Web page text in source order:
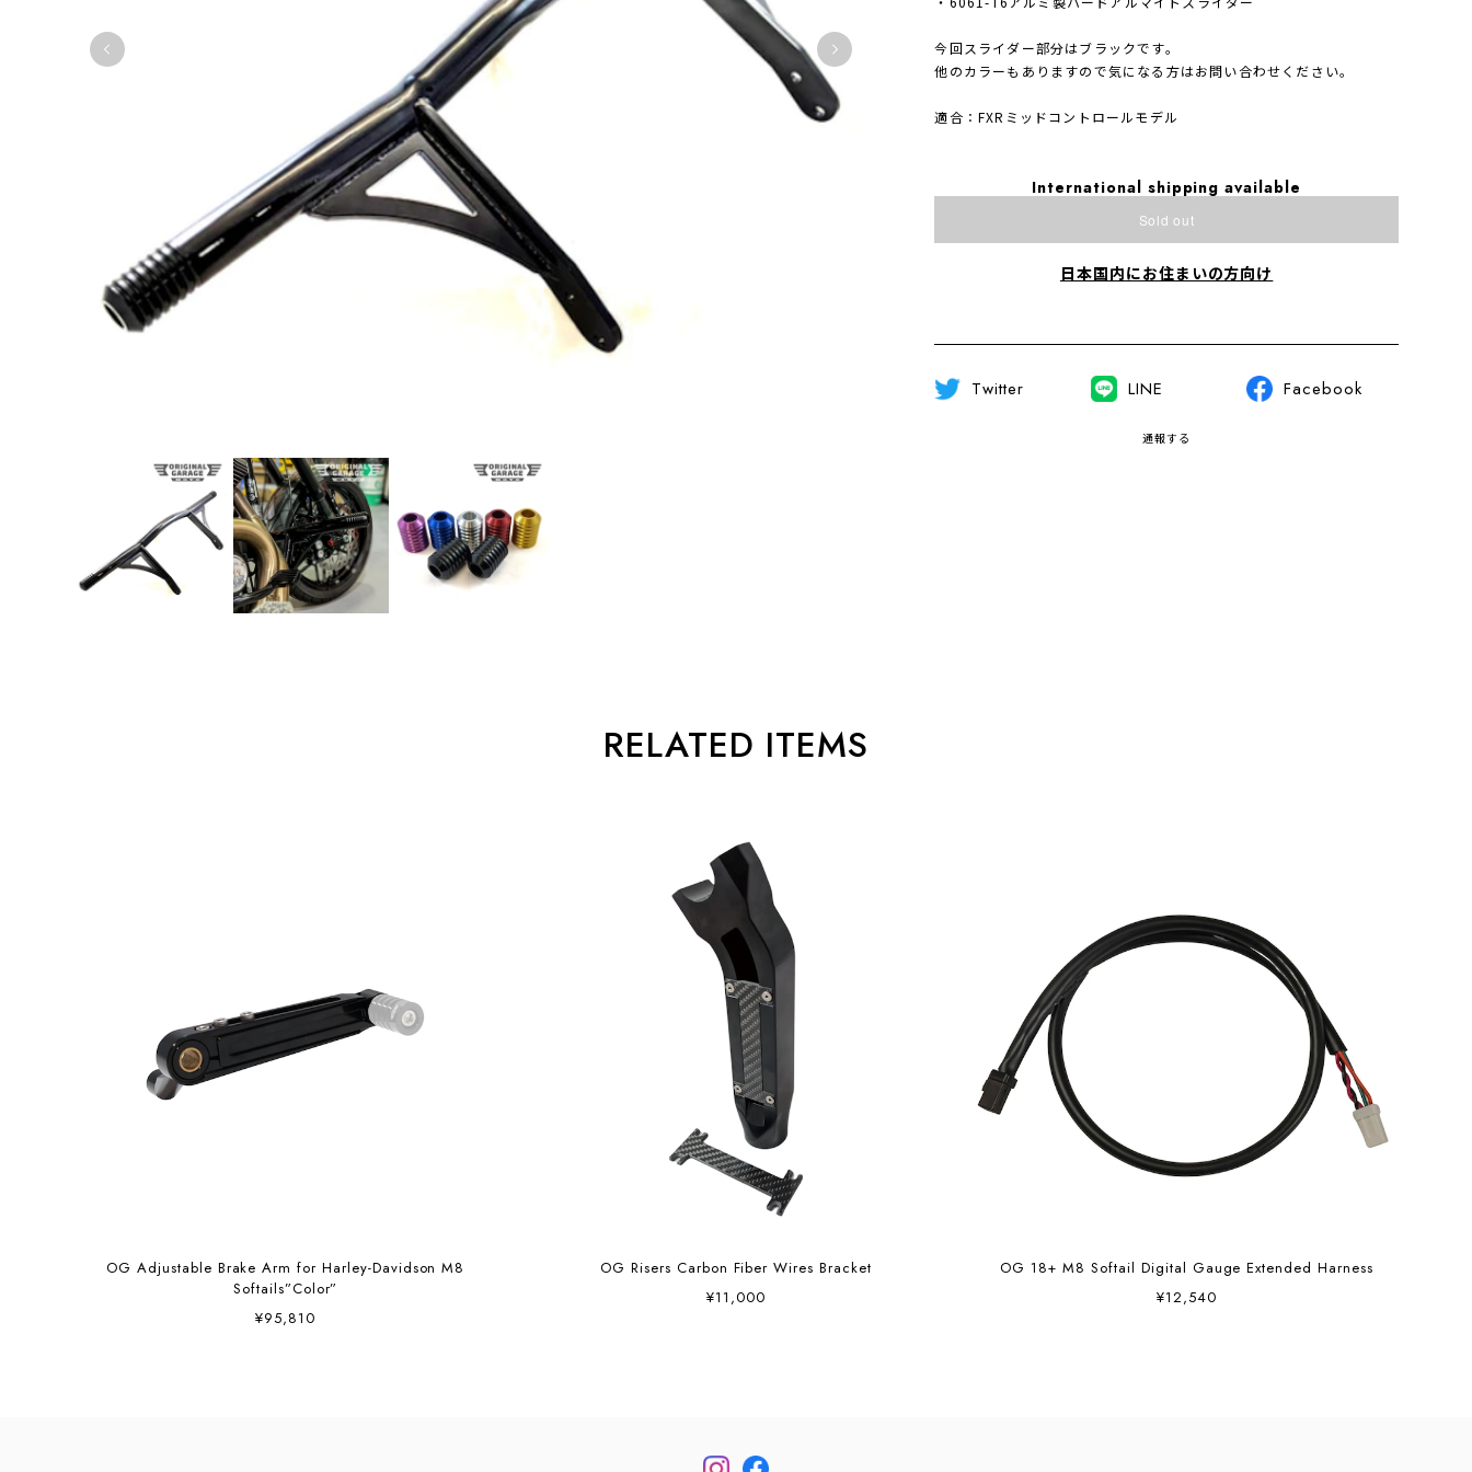
今回スライダー部分はブラックです。
他のカラーもありますので気になる方はお問い合わせください。
適合：FXRミッドコントロールモデル
International shipping available
Sold out
日本国内にお住まいの方向け
Twitter LINE Facebook
通報する
RELATED ITEMS
OG Adjustable Brake Arm for Harley-Davidson M8
Softails”Color”
¥95,810
OG Risers Carbon Fiber Wires Bracket
¥11,000
OG 18+ M8 Softail Digital Gauge Extended Harness
¥12,540